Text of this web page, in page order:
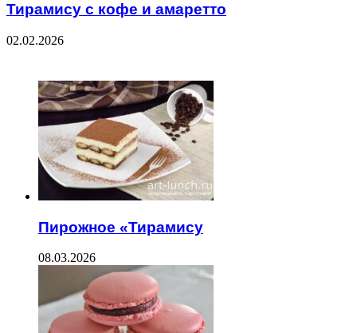
Тирамису с кофе и амаретто
02.02.2026
Пирожное «Тирамису
08.03.2026